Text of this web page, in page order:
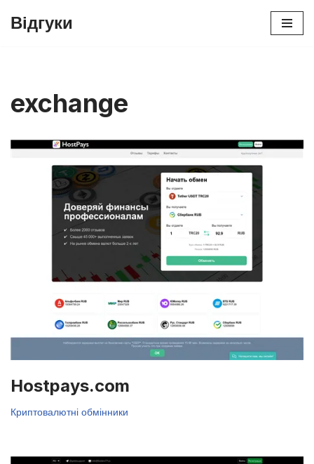
Відгуки
exchange
Hostpays.com
Криптовалютні обмінники